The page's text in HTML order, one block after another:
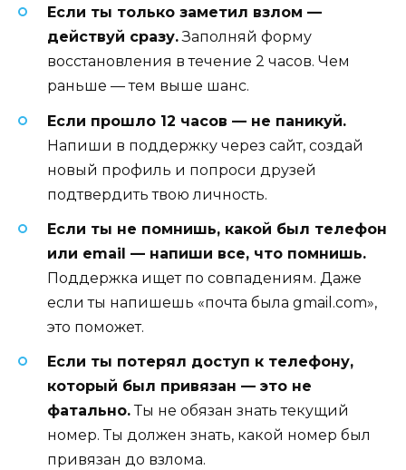
Если ты только заметил взлом —
действуй сразу.Заполняй форму
восстановления в течение 2 часов. Чем
раньше — тем выше шанс.
Если прошло 12 часов — не паникуй.
Напиши в поддержку через сайт, создай
новый профиль и попроси друзей
подтвердить твою личность.
Если ты не помнишь, какой был телефон
или email — напиши все, что помнишь.
Поддержка ищет по совпадениям. Даже
если ты напишешь «почта была gmail.com»,
это поможет.
Если ты потерял доступ к телефону,
который был привязан — это не
фатально.Ты не обязан знать текущий
номер. Ты должен знать, какой номер был
привязан до взлома.